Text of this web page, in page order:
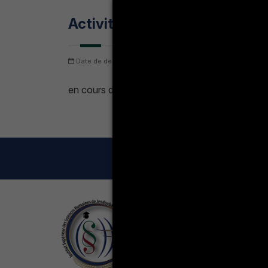
Activités socio-économiques
Date de dernière mise à jour: samedi 8 août 2026
en cours de construction